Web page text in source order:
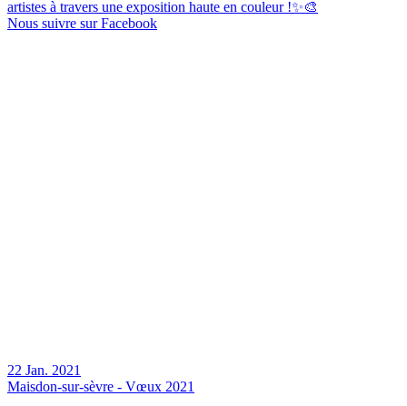
artistes à travers une exposition haute en couleur !✨🎨
Nous suivre sur Facebook
22 Jan. 2021
Maisdon-sur-sèvre - Vœux 2021